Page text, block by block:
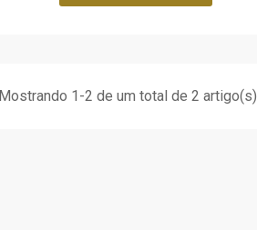
Mostrando 1-2 de um total de 2 artigo(s)